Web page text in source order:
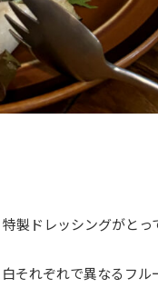
製ドレッシングがとっ
それぞれで異なるフ